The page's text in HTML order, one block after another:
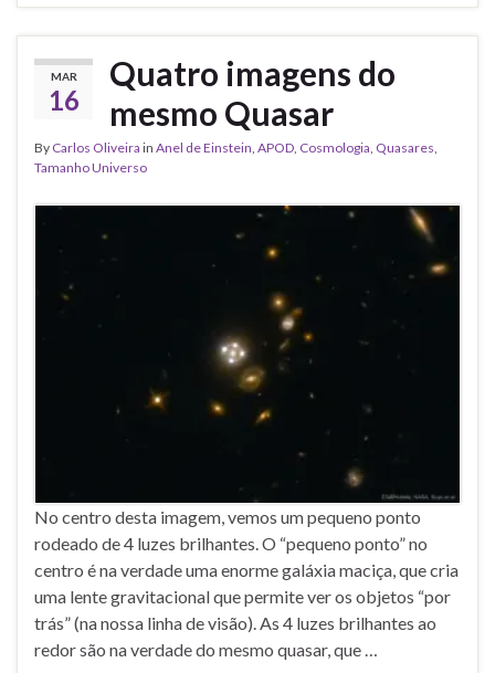
MAR
16
Quatro imagens do
mesmo Quasar
By Carlos Oliveira in Anel de Einstein, APOD, Cosmologia, Quasares,
Tamanho Universo
No centro desta imagem, vemos um pequeno ponto
rodeado de 4 luzes brilhantes. O “pequeno ponto” no
centro é na verdade uma enorme galáxia maciça, que cria
uma lente gravitacional que permite ver os objetos “por
trás” (na nossa linha de visão). As 4 luzes brilhantes ao
redor são na verdade do mesmo quasar, que …